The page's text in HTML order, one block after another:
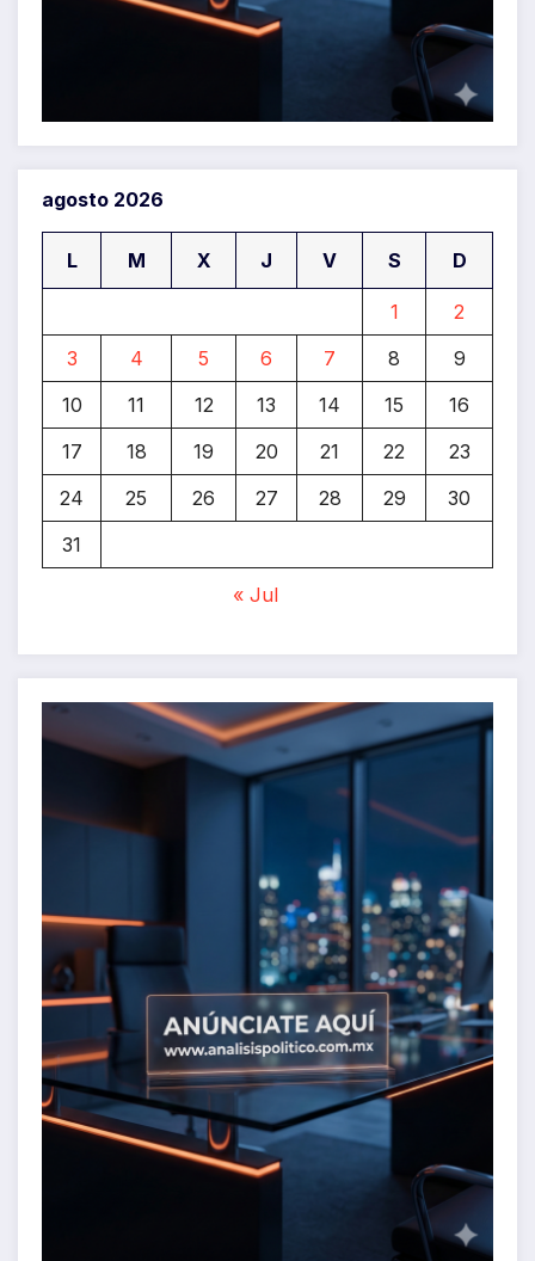
agosto 2026
L M X J V S D
1
2
3
4 5 6 7 8
9
10
11 12 13 14 15
16
17
18 19 20 21 22
23
24
25 26 27 28 29
30
31
« Jul